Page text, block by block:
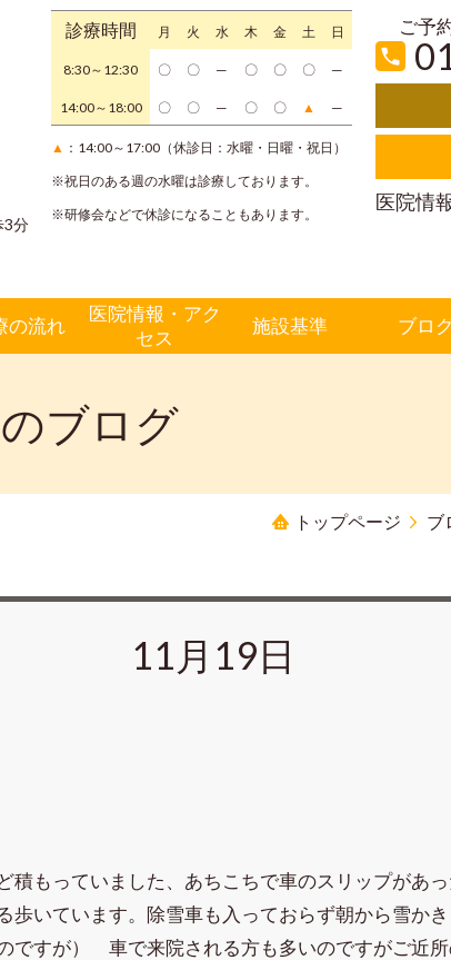
3分
診療時間 月 火 水 木 金 土 日
8:30～12:30 〇 〇 ─ 〇 〇 〇 ─
14:00～18:00 〇 〇 ─ 〇 〇 ▲ ─
▲ ：14:00～17:00（休診日：水曜・日曜・祝日）
※祝日のある週の水曜は診療しております。
※研修会などで休診になることもあります。
ご予
医院情
の流れ
医院情報・アク
セス
施設基準 ブロ
ブログ
トップページ ブ
11月19日
積もっていました、あちこちで車のスリップがあ
歩いています。除雪車も入っておらず朝から雪か
ですが） 車で来院される方も多いのですがご近